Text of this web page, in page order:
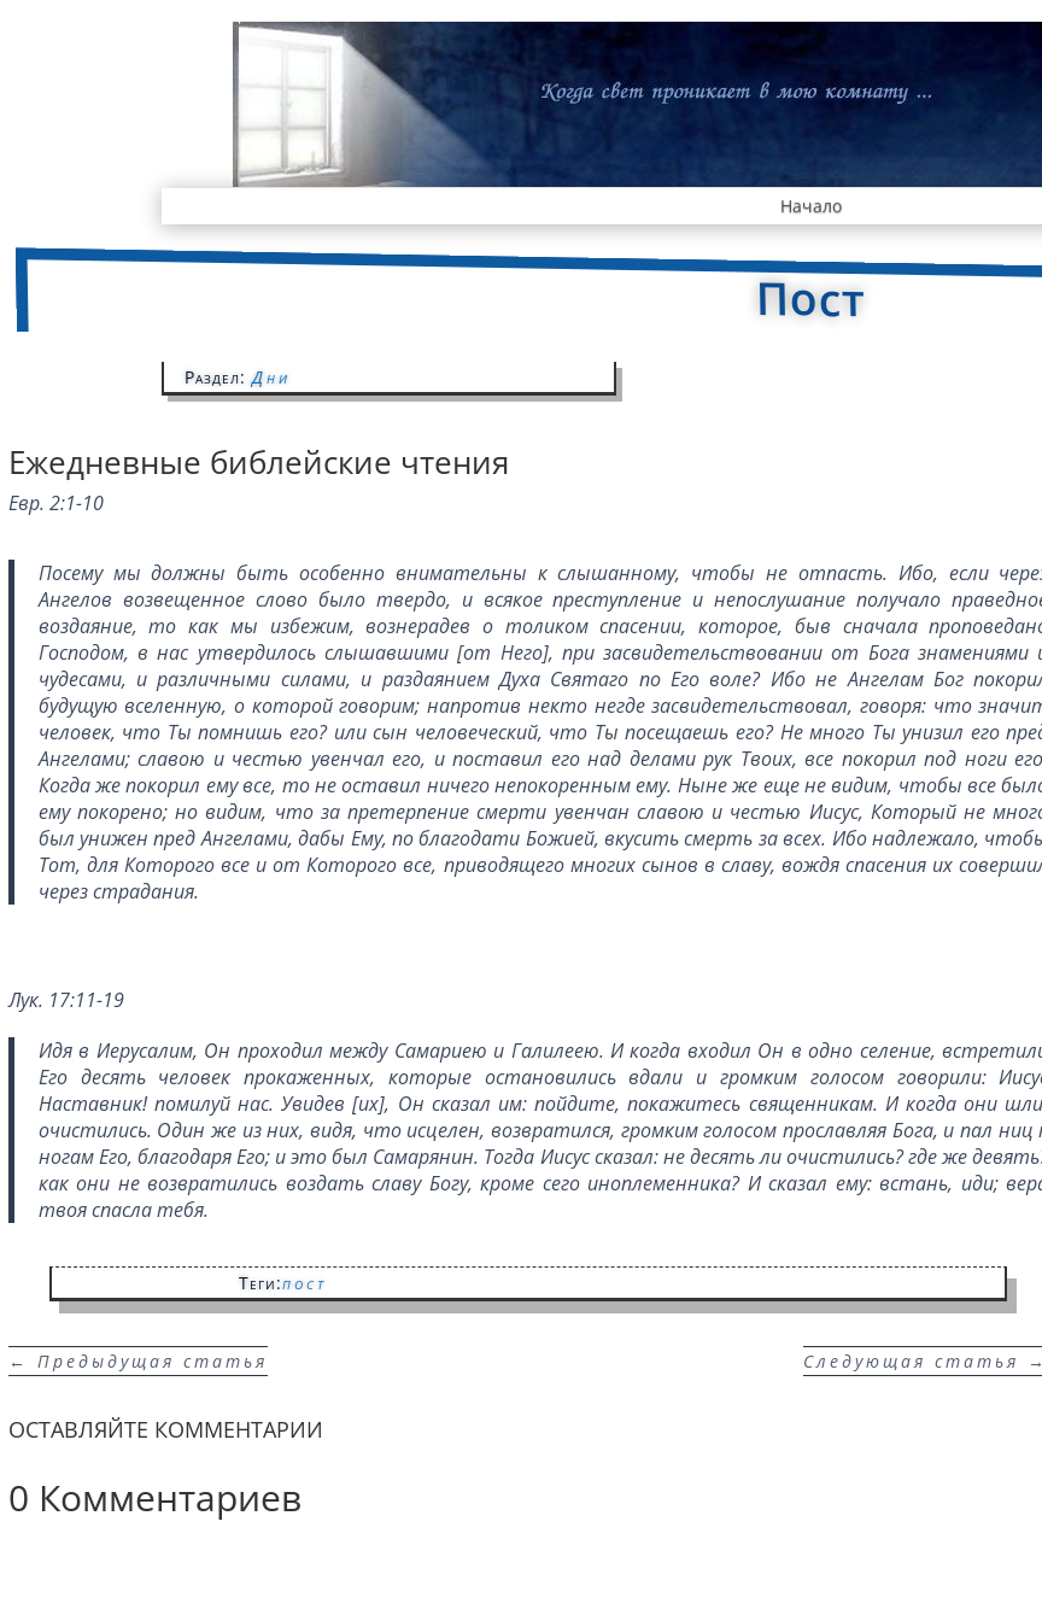
Начало
Пост
Раздел:Дни
Ежедневные библейские чтения
Евр. 2:1-10
Посему мы должны быть особенно внимательны к слышанному, чтобы не отпасть. Ибо, если
Ангелов возвещенное слово было твердо, и всякое преступление и непослушание получало
воздаяние, то как мы избежим, вознерадев о толиком спасении, которое, быв сначала
Господом, в нас утвердилось слышавшими [от Него], при засвидетельствовании от Бога знамениями
чудесами, и различными силами, и раздаянием Духа Святаго по Его воле? Ибо не Ангелам Бог
будущую вселенную, о которой говорим; напротив некто негде засвидетельствовал, говоря: что
человек, что Ты помнишь его? или сын человеческий, что Ты посещаешь его? Не много Ты унизил его
Ангелами; славою и честью увенчал его, и поставил его над делами рук Твоих, все покорил под ноги
Когда же покорил ему все, то не оставил ничего непокоренным ему. Ныне же еще не видим, чтобы все
ему покорено; но видим, что за претерпение смерти увенчан славою и честью Иисус, Который не
был унижен пред Ангелами, дабы Ему, по благодати Божией, вкусить смерть за всех. Ибо надлежало,
Тот, для Которого все и от Которого все, приводящего многих сынов в славу, вождя спасения их
через страдания.
Лук. 17:11-19
Идя в Иерусалим, Он проходил между Самариею и Галилеею. И когда входил Он в одно селение,
Его десять человек прокаженных, которые остановились вдали и громким голосом говорили:
Наставник! помилуй нас. Увидев [их], Он сказал им: пойдите, покажитесь священникам. И когда они
очистились. Один же из них, видя, что исцелен, возвратился, громким голосом прославляя Бога, и пал ниц
ногам Его, благодаря Его; и это был Самарянин. Тогда Иисус сказал: не десять ли очистились? где же
как они не возвратились воздать славу Богу, кроме сего иноплеменника? И сказал ему: встань, иди;
твоя спасла тебя.
Теги:пост
← Предыдущая статья Следующая статья →
ОСТАВЛЯЙТЕ КОММЕНТАРИИ
0 Комментариев